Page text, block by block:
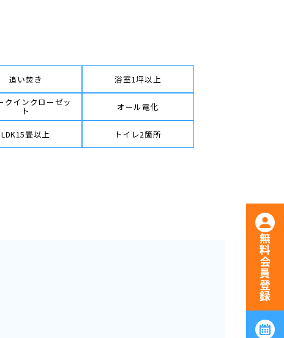
無料会員登録
追い焚き 浴室1坪以上
クインクローゼッ
ト オール電化
LDK15畳以上 トイレ2箇所